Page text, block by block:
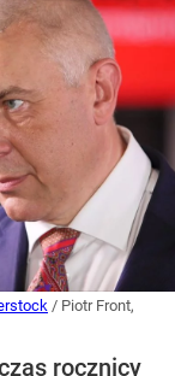
/ Piotr Front,
rocznicy